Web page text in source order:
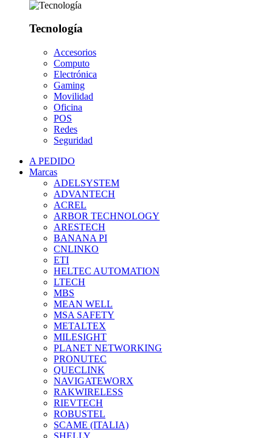
Tecnología
Accesorios
Computo
Electrónica
Gaming
Movilidad
Oficina
POS
Redes
Seguridad
A PEDIDO
Marcas
ADELSYSTEM
ADVANTECH
ACREL
ARBOR TECHNOLOGY
ARESTECH
BANANA PI
CNLINKO
ETI
HELTEC AUTOMATION
LTECH
MBS
MEAN WELL
MSA SAFETY
METALTEX
MILESIGHT
PLANET NETWORKING
PRONUTEC
QUECLINK
NAVIGATEWORX
RAKWIRELESS
RIEVTECH
ROBUSTEL
SCAME (ITALIA)
SHELLY